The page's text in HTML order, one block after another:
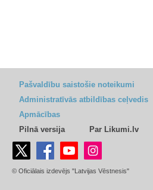
Pašvaldību saistošie noteikumi
Administratīvās atbildības ceļvedis
Apmācības
Pilnā versija
Par Likumi.lv
© Oficiālais izdevējs "Latvijas Vēstnesis"